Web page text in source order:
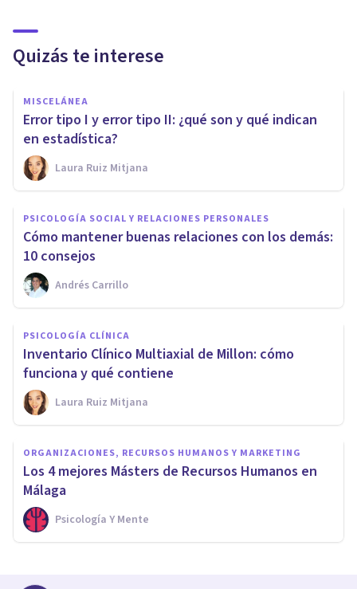
Quizás te interese
MISCELÁNEA
Error tipo I y error tipo II: ¿qué son y qué indican
en estadística?
Laura Ruiz Mitjana
PSICOLOGÍA SOCIAL Y RELACIONES PERSONALES
Cómo mantener buenas relaciones con los demás:
10 consejos
Andrés Carrillo
PSICOLOGÍA CLÍNICA
Inventario Clínico Multiaxial de Millon: cómo
funciona y qué contiene
Laura Ruiz Mitjana
ORGANIZACIONES, RECURSOS HUMANOS Y MARKETING
Los 4 mejores Másters de Recursos Humanos en
Málaga
Psicología Y Mente